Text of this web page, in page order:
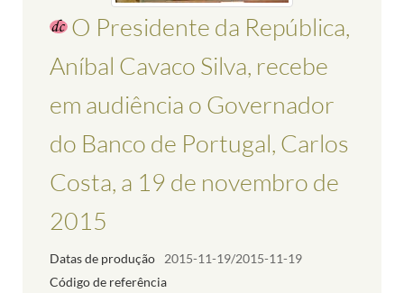
O Presidente da República,
Aníbal Cavaco Silva, recebe
em audiência o Governador
do Banco de Portugal, Carlos
Costa, a 19 de novembro de
2015
Datas de produção
2015-11-19/2015-11-19
Código de referência